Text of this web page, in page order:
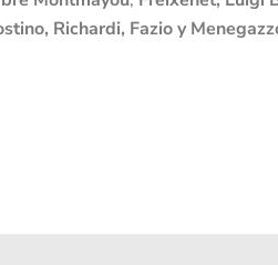
Richardi, Fazio y